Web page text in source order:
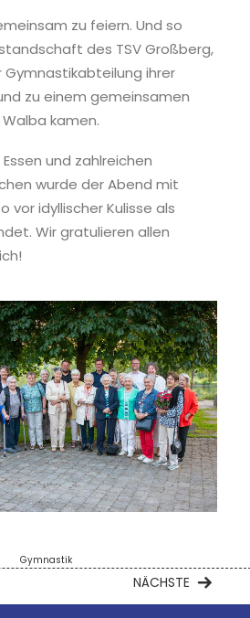
zu feiern. Und so
des TSV Großberg,
Gymnastikabteilung ihrer
zu einem gemeinsamen
kamen.
und zahlreichen
wurde der Abend mit
vor idyllischer Kulisse als
Wir gratulieren allen
Gymnastik
NÄCHSTE